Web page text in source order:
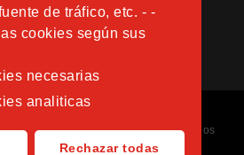
de tráfico, etc. - -
cookies según sus
necesarias
analiticas
Rechazar todas
Instituto San José. Todos los derechos